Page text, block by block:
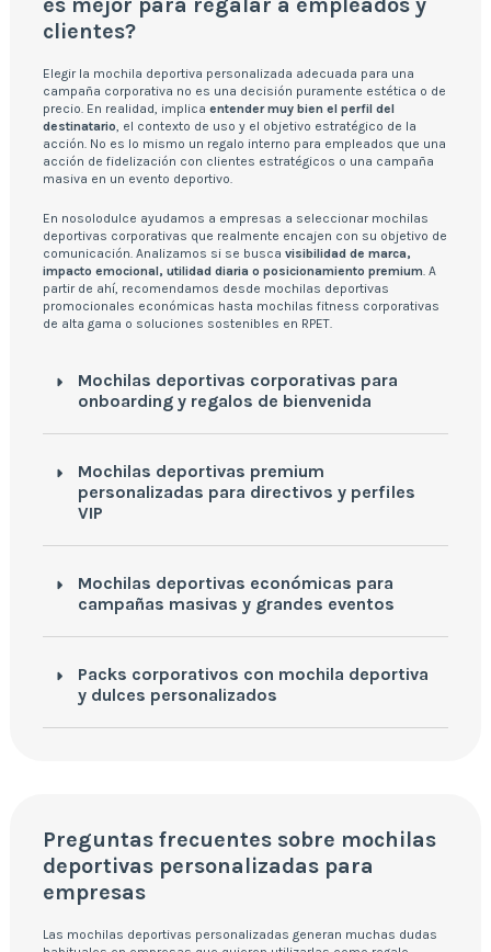
clientes?
Elegir la mochila deportiva personalizada adecuada para una
campaña corporativa no es una decisión puramente estética o de
precio. En realidad, implica entender muy bien el perfil del
destinatario , el contexto de uso y el objetivo estratégico de la
acción. No es lo mismo un regalo interno para empleados que una
acción de fidelización con clientes estratégicos o una campaña
masiva en un evento deportivo.
En nosolodulce ayudamos a empresas a seleccionar mochilas
deportivas corporativas que realmente encajen con su objetivo de
comunicación. Analizamos si se busca visibilidad de marca,
impacto emocional, utilidad diaria o posicionamiento premium . A
partir de ahí, recomendamos desde mochilas deportivas
promocionales económicas hasta mochilas fitness corporativas
de alta gama o soluciones sostenibles en RPET.
Mochilas deportivas corporativas para
onboarding y regalos de bienvenida
Mochilas deportivas premium
personalizadas para directivos y perfiles
VIP
Mochilas deportivas económicas para
campañas masivas y grandes eventos
Packs corporativos con mochila deportiva
y dulces personalizados
Preguntas frecuentes sobre mochilas
deportivas personalizadas para
empresas
Las mochilas deportivas personalizadas generan muchas dudas